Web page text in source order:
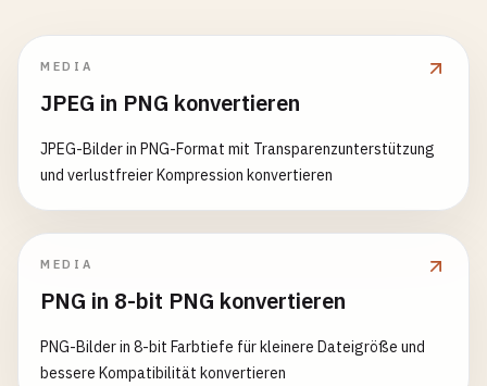
MEDIA
JPEG in PNG konvertieren
JPEG-Bilder in PNG-Format mit Transparenzunterstützung
und verlustfreier Kompression konvertieren
MEDIA
PNG in 8-bit PNG konvertieren
PNG-Bilder in 8-bit Farbtiefe für kleinere Dateigröße und
bessere Kompatibilität konvertieren